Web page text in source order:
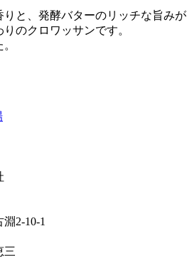
と、発酵バターのリッチな旨みが
のクロワッサンです。
2-10-1
三